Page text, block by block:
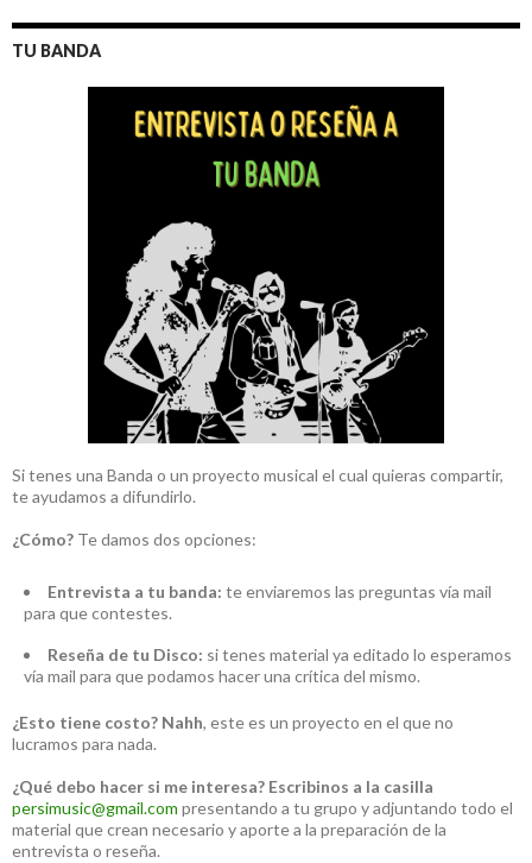
TU BANDA
Si tenes una Banda o un proyecto musical el cual quieras compartir,
te ayudamos a difundirlo.
¿Cómo? Te damos dos opciones:
Entrevista a tu banda: te enviaremos las preguntas vía mail
para que contestes.
Reseña de tu Disco: si tenes material ya editado lo esperamos
vía mail para que podamos hacer una crítica del mismo.
¿Esto tiene costo? Nahh, este es un proyecto en el que no
lucramos para nada.
¿Qué debo hacer si me interesa? Escribinos a la casilla
persimusic@gmail.com presentando a tu grupo y adjuntando todo el
material que crean necesario y aporte a la preparación de la
entrevista o reseña.